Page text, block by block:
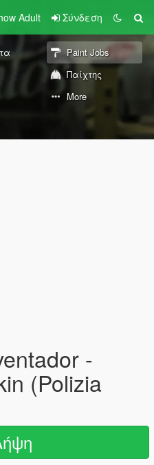
Adult Σύνδεση
Paint Jobs
Παίχτης
More
-
(Polizia